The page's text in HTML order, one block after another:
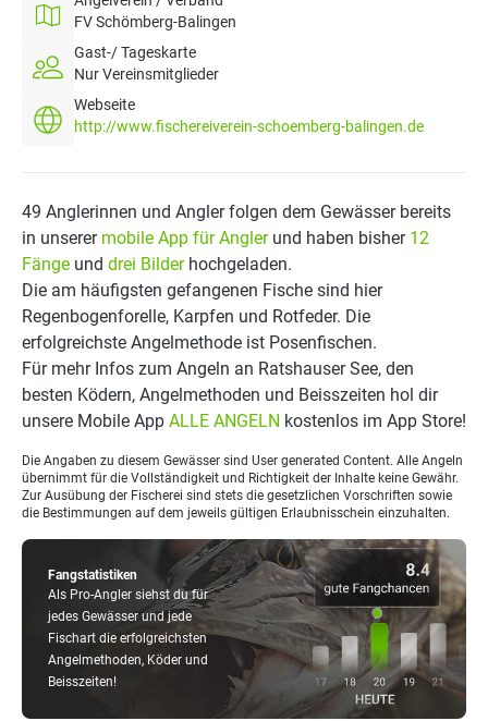
FV Schömberg-Balingen
Gast-/ Tageskarte
Nur Vereinsmitglieder
Webseite
http://www.fischereiverein-schoemberg-balingen.de
Fangstatistiken
Als Pro-Angler siehst du für
jedes Gewässer und jede
Fischart die erfolgreichsten
Angelmethoden, Köder und
Beisszeiten!
49 Anglerinnen und Angler folgen dem Gewässer bereits
in unserer mobile App für Anglerund haben bisher 12
Fänge und drei Bilderhochgeladen.
Die am häufigsten gefangenen Fische sind hier
Regenbogenforelle, Karpfen und Rotfeder. Die
erfolgreichste Angelmethode ist Posenfischen.
Für mehr Infos zum Angeln an Ratshauser See, den
besten Ködern, Angelmethoden und Beisszeiten hol dir
unsere Mobile App ALLE ANGELN kostenlos im App Store!
Die Angaben zu diesem Gewässer sind User generated Content. Alle Angeln
übernimmt für die Vollständigkeit und Richtigkeit der Inhalte keine Gewähr.
Zur Ausübung der Fischerei sind stets die gesetzlichen Vorschriften sowie
die Bestimmungen auf dem jeweils gültigen Erlaubnisschein einzuhalten.